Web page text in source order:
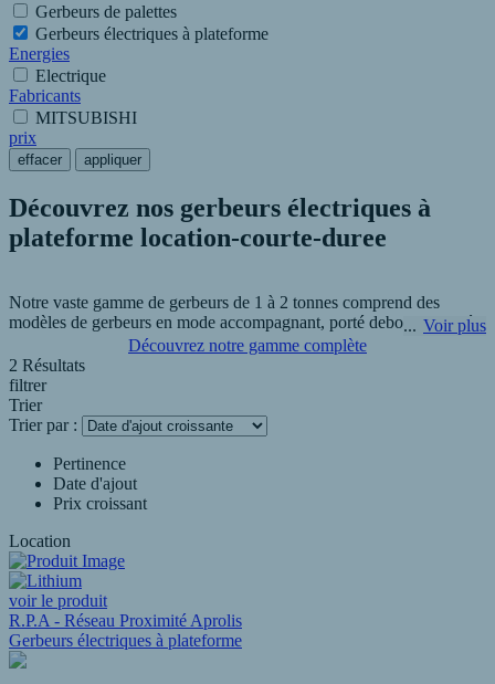
Gerbeurs de palettes
Gerbeurs électriques à plateforme
Energies
Electrique
Fabricants
MITSUBISHI
prix
effacer appliquer
Découvrez nos gerbeurs électriques à
plateforme location-courte-duree
Notre vaste gamme de gerbeurs de 1 à 2 tonnes comprend des
modèles de gerbeurs en mode accompagnant, porté debout et porté
assis avec des dimensions compactes, des performances intuitives,
inégalées et une excellente valeur.
Les gerbeurs électriques à plateforme offrent la possibilité à vos
opérateurs d'être porté par la machine. De ce fait, plus besoin de se
fatiguer en marchant de longues distances à travers vos entrepôts.
R.P.A - AFRELEC Industrie à Charnay-Lès-Mâcon vous propose
les meilleures références de gerbeurs électriques à plateforme
Voir plus
Découvrez notre gamme complète
2 Résultats
filtrer
Trier
Trier par :
Pertinence
Date d'ajout
Prix croissant
Location
voir le produit
R.P.A - Réseau Proximité Aprolis
Gerbeurs électriques à plateforme